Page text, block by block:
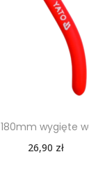
wygięte
26,90 zł